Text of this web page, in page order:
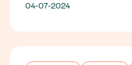
04-07-2024